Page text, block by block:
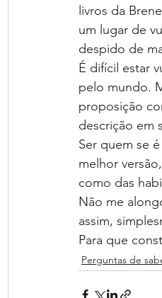
livros da
um lugar de
despido de
É difícil estar
pelo mundo.
proposição
descrição em
Ser quem se
melhor
como das
Não me
assim,
Para que
Perguntas de